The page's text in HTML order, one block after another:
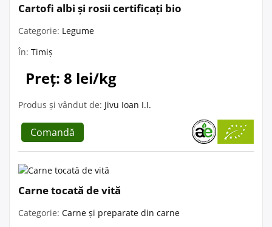
Cartofi albi și rosii certificați bio
Categorie: Legume
În: Timiș
Preț: 8 lei/kg
Produs și vândut de: Jivu Ioan I.I.
Comandă
Carne tocată de vită
Categorie: Carne și preparate din carne